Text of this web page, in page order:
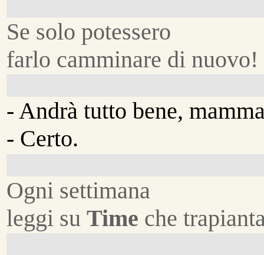
Se solo potessero
farlo camminare di nuovo!
- Andrà tutto bene,
- Certo.
Ogni settimana
leggi suTime che